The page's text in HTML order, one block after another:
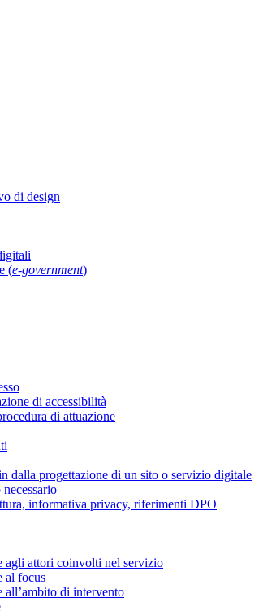
di design
(e-government)
di accessibilità
di attuazione
dalla progettazione di un sito o servizio digitale
informativa privacy, riferimenti DPO
agli attori coinvolti nel servizio
al focus
all’ambito di intervento